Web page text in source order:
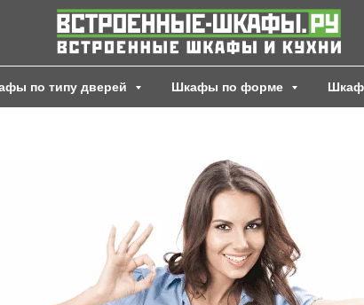
по типу дверей Шкафы по форме